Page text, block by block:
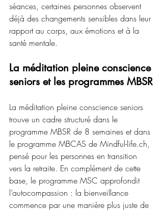
séances, certaines personnes observent
déjà des changements sensibles dans leur
rapport au corps, aux émotions et à la
santé mentale.
La méditation pleine conscience
seniors et les programmes MBSR
La méditation pleine conscience seniors
trouve un cadre structuré dans le
programme MBSR de 8 semaines et dans
le programme MBCAS de Mindful-life.ch,
pensé pour les personnes en transition
vers la retraite. En complément de cette
base, le programme MSC approfondit
l’autocompassion : la bienveillance
commence par une manière plus juste de